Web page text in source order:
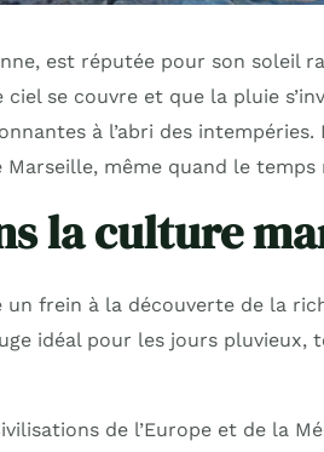
est réputée pour son soleil
se couvre et que la pluie
à l’abri des
même quand le temps
la culture
frein à la découverte de la
idéal pour les jours pluvieux,
de l’Europe et de la